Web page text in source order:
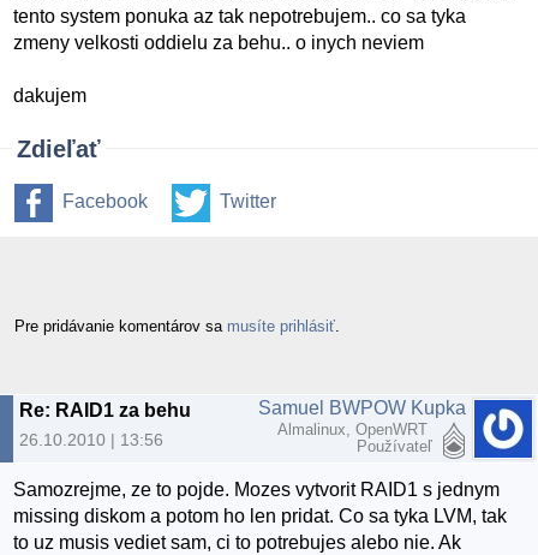
tento system ponuka az tak nepotrebujem.. co sa tyka
zmeny velkosti oddielu za behu.. o inych neviem
dakujem
Zdieľať
Facebook Twitter
Pre pridávanie komentárov sa musíte prihlásiť
Re: RAID1 za behu
26.10.2010 | 13:56
Samuel BWPOW Kupka
Almalinux, OpenWRT
Používateľ
Samozrejme, ze to pojde. Mozes vytvorit RAID1 s jednym
missing diskom a potom ho len pridat. Co sa tyka LVM, tak
to uz musis vediet sam, ci to potrebujes alebo nie. Ak